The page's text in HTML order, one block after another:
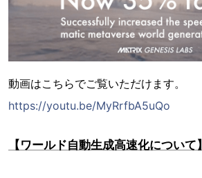
動画はこちらでご覧いただけます。
https://youtu.be/MyRrfbA5uQo
【ワールド自動生成高速化について】